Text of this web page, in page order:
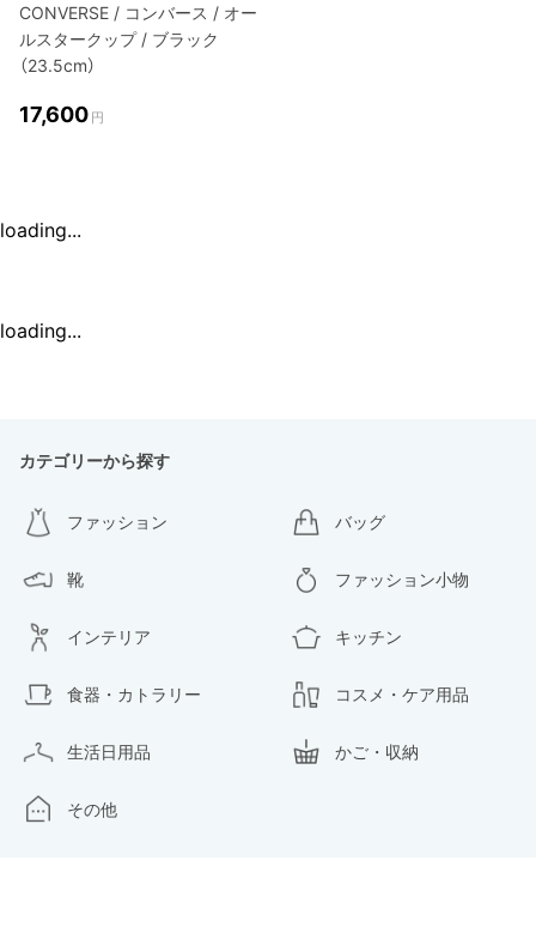
CONVERSE / コンバース / オー
ルスタークップ / ブラック
（23.5cm）
17,600 円
loading...
loading...
カテゴリーから探す
ファッション バッグ
靴 ファッション小物
インテリア キッチン
食器・カトラリー コスメ・ケア用品
生活日用品 かご・収納
その他